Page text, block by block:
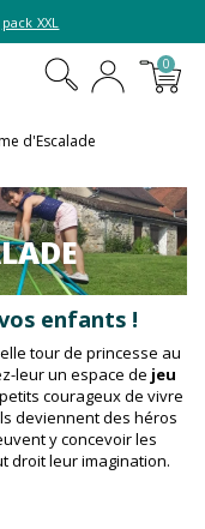
pack XXL
0
d'Escalade
enfants !
tour de princesse au
leur un espace de jeu
courageux de vivre
deviennent des héros
y concevoir les
droit leur imagination.